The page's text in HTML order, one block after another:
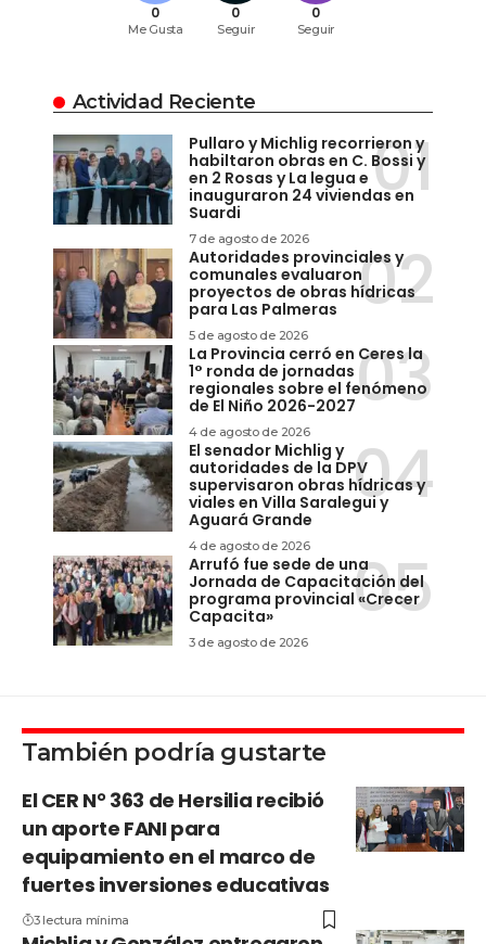
0
Me Gusta
0
Seguir
0
Seguir
Actividad Reciente
Pullaro y Michlig recorrieron y
habiltaron obras en C. Bossi y
en 2 Rosas y La legua e
inauguraron 24 viviendas en
Suardi
7 de agosto de 2026
Autoridades provinciales y
comunales evaluaron
proyectos de obras hídricas
para Las Palmeras
5 de agosto de 2026
La Provincia cerró en Ceres la
1° ronda de jornadas
regionales sobre el fenómeno
de El Niño 2026-2027
4 de agosto de 2026
El senador Michlig y
autoridades de la DPV
supervisaron obras hídricas y
viales en Villa Saralegui y
Aguará Grande
4 de agosto de 2026
Arrufó fue sede de una
Jornada de Capacitación del
programa provincial «Crecer
Capacita»
3 de agosto de 2026
También podría gustarte
El CER N° 363 de Hersilia recibió
un aporte FANI para
equipamiento en el marco de
fuertes inversiones educativas
3 lectura mínima